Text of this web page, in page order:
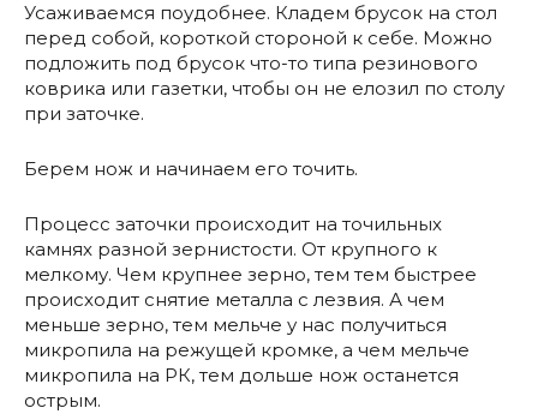
Усаживаемся поудобнее. Кладем брусок на стол
перед собой, короткой стороной к себе. Можно
подложить под брусок что-то типа резинового
коврика или газетки, чтобы он не елозил по столу
при заточке.
Берем нож и начинаем его точить.
Процесс заточки происходит на точильных
камнях разной зернистости. От крупного к
мелкому. Чем крупнее зерно, тем тем быстрее
происходит снятие металла с лезвия. А чем
меньше зерно, тем мельче у нас получиться
микропила на режущей кромке, а чем мельче
микропила на РК, тем дольше нож останется
острым.